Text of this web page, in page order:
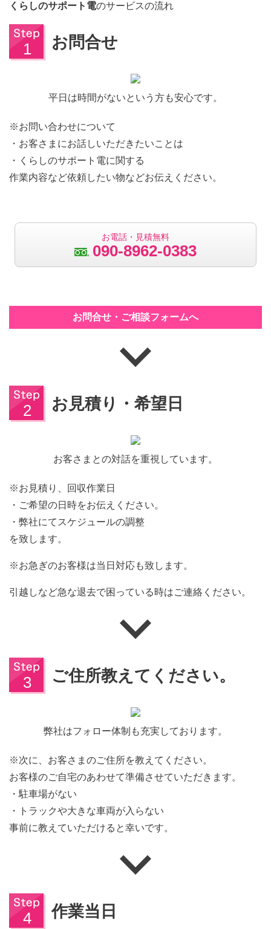
くらしのサポート電のサービスの流れ
お問合せ
平日は時間がないという方も安心です。
※お問い合わせについて
・お客さまにお話しいただきたいことは
・くらしのサポート電に関する
作業内容など依頼したい物などお伝えください。
お電話・見積無料
090-8962-0383
お問合せ・ご相談フォームへ
お見積り・希望日
お客さまとの対話を重視しています。
※お見積り、回収作業日
・ご希望の日時をお伝えください。
・弊社にてスケジュールの調整
を致します。
※お急ぎのお客様は当日対応も致します。
引越しなど急な退去で困っている時はご連絡ください。
ご住所教えてください。
弊社はフォロー体制も充実しております。
※次に、お客さまのご住所を教えてください。
お客様のご自宅のあわせて準備させていただきます。
・駐車場がない
・トラックや大きな車両が入らない
事前に教えていただけると幸いです。
作業当日